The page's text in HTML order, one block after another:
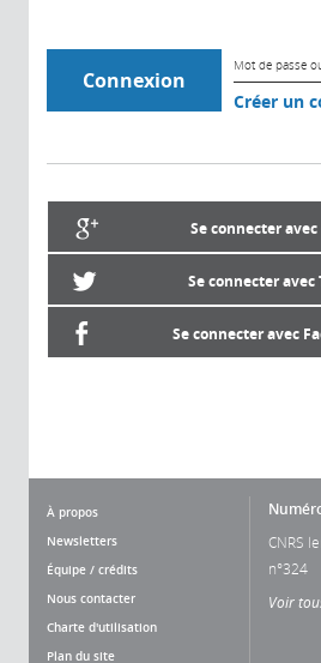
Mot de passe
Créer un
Se connecter avec
Se connecter
Se connecter avec
À propos
Newsletters
Équipe / crédits
Nous contacter
Charte d'utilisation
Plan du site
CNRS
n°324
Voir